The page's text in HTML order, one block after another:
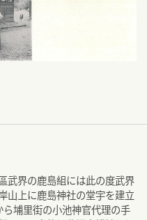
武界の鹿島組には此の度武界
山上に鹿島神社の堂宇を建立
埔里街の小池神官代理の手